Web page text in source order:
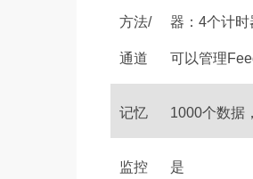
方法/
通道
器：4个计
可以管理
记忆 1000个数据
监控 是